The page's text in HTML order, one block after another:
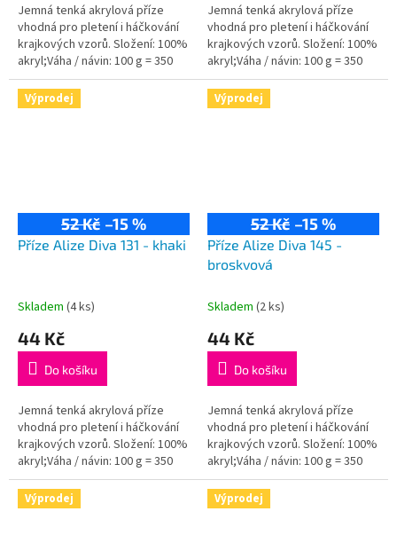
Jemná tenká akrylová příze
vhodná pro pletení i háčkování
krajkových vzorů. Složení: 100%
akryl;Váha / návin: 100 g = 350
m;Doporučená velikost jehlic /...
Jemná tenká akrylová příze
vhodná pro pletení i háčkování
krajkových vzorů. Složení: 100%
akryl;Váha / návin: 100 g = 350
m;Doporučená velikost jehlic /...
Výprodej
52 Kč –15 %
Příze Alize Diva 131 - khaki
Skladem (4 ks)
44 Kč
Do košíku
Jemná tenká akrylová příze
vhodná pro pletení i háčkování
krajkových vzorů. Složení: 100%
akryl;Váha / návin: 100 g = 350
m;Doporučená velikost jehlic /...
Výprodej
52 Kč –15 %
Příze Alize Diva 145 -
broskvová
Skladem (2 ks)
44 Kč
Do košíku
Jemná tenká akrylová příze
vhodná pro pletení i háčkování
krajkových vzorů. Složení: 100%
akryl;Váha / návin: 100 g = 350
m;Doporučená velikost jehlic /
háčku: 2,5 - 3,5 / 1-3 mm.
Výprodej Výprodej